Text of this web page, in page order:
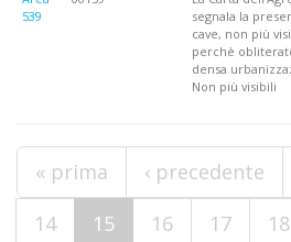
539
segnala la
cave, non più
perchè
densa
Non più visibili
Pagine
« prima ‹ precedente
14
15 16 17 18